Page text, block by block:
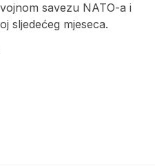
savezu NATO-a i
sljedećeg mjeseca.